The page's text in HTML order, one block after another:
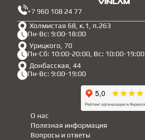
Холмистая 68, к.1, п.263
Пн-Вс: 9:00-18:00
Урицкого, 70
Пн-Сб: 10:00-20:00, Вс: 10:00-19:00
Донбасская, 44
Пн-Вс: 9:00-19:00
+7 960 108 24 77
Полезная информация
Вопросы и ответы
О нас